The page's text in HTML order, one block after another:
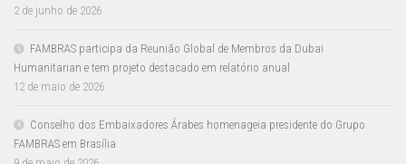
2 de junho de 2026
FAMBRAS participa da Reunião Global de Membros da Dubai
Humanitarian e tem projeto destacado em relatório anual
12 de maio de 2026
Conselho dos Embaixadores Árabes homenageia presidente do Grupo
FAMBRAS em Brasília